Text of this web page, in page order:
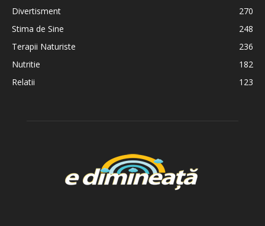
Divertisment
270
Stima de Sine
248
Terapii Naturiste
236
Nutritie
182
Relatii
123